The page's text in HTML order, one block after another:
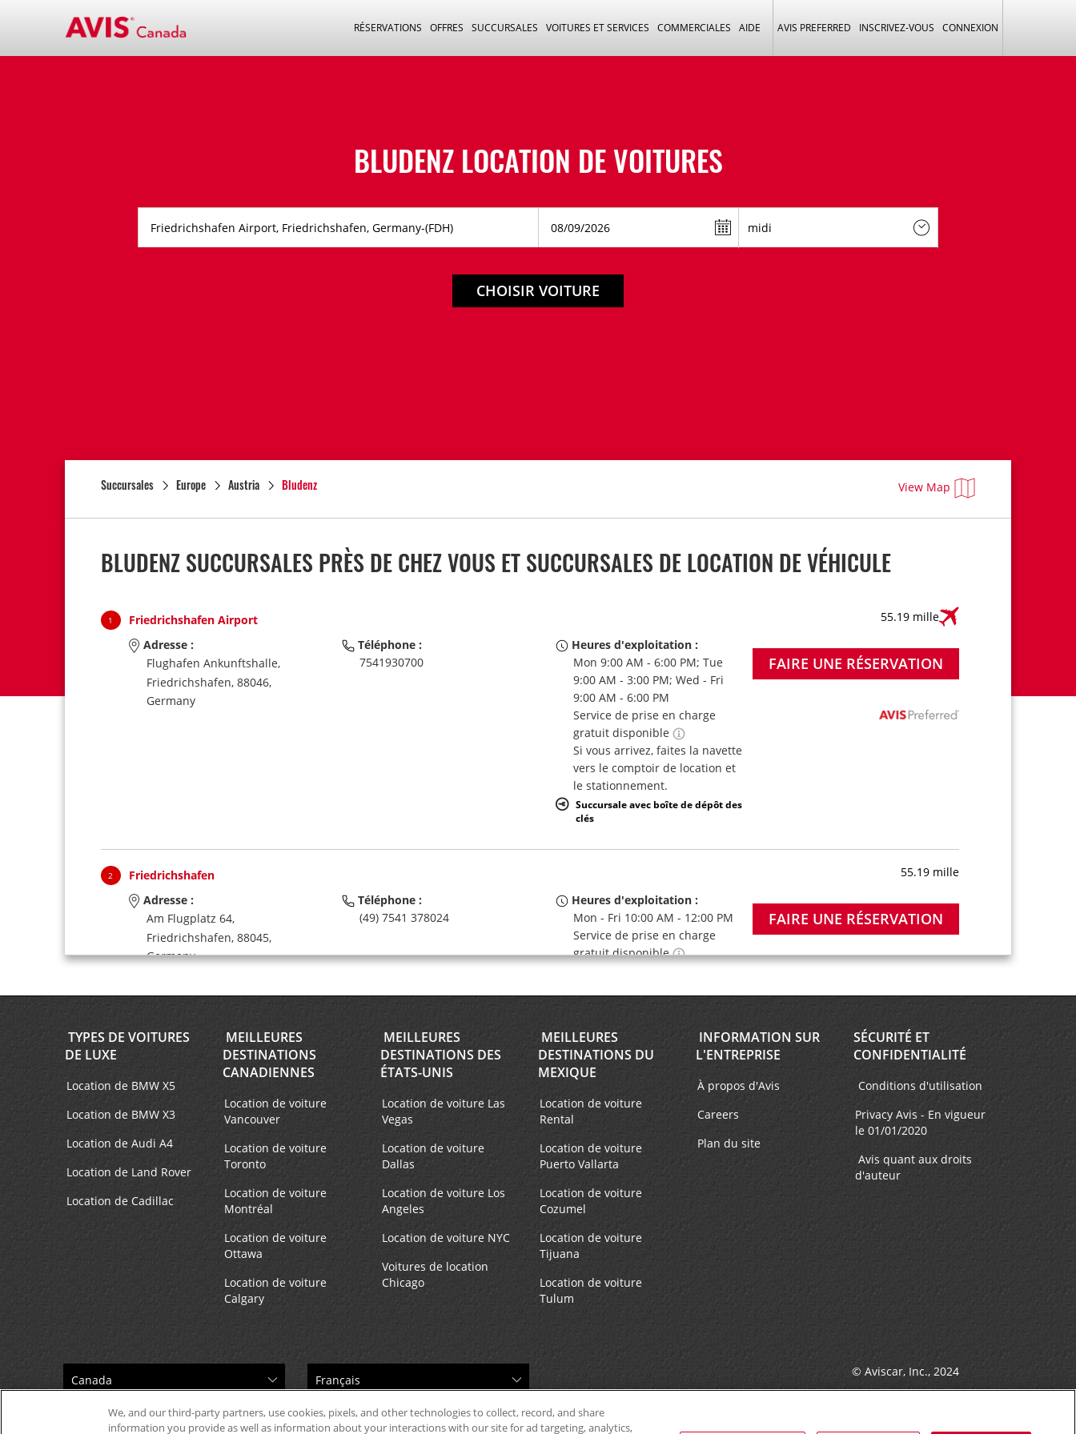
RÉSERVATIONS OFFRES SUCCURSALES VOITURES ET SERVICES COMMERCIALES AIDE AVIS PREFERRED INSCRIVEZ-VOUS CONNEXION
BLUDENZ LOCATION DE VOITURES
CHOISIR VOITURE
Succursales Europe Austria Bludenz View Map
BLUDENZ SUCCURSALES PRÈS DE CHEZ VOUS ET SUCCURSALES DE LOCATION DE VÉHICULE
1 Friedrichshafen Airport
55.19 mille
Adresse :
Flughafen Ankunftshalle,
Friedrichshafen, 88046,
Germany
Téléphone :
7541930700
Heures d'exploitation :
Mon 9:00 AM - 6:00 PM; Tue
9:00 AM - 3:00 PM; Wed - Fri
9:00 AM - 6:00 PM
Service de prise en charge
gratuit disponible
Si vous arrivez, faites la navette
vers le comptoir de location et
le stationnement.
Succursale avec boîte de dépôt des
clés
FAIRE UNE RÉSERVATION
2 Friedrichshafen
55.19 mille
Adresse :
Am Flugplatz 64,
Friedrichshafen, 88045,
Germany
Téléphone :
(49) 7541 378024
Heures d'exploitation :
Mon - Fri 10:00 AM - 12:00 PM
Service de prise en charge
gratuit disponible
FAIRE UNE RÉSERVATION
3 Chur
57.54 mille
Comercialstrasse 20,
Switzerland
Téléphone :
Heures d'exploitation :
Mon - Fri 8:00 AM - 12:00 PM
and 1:00 PM - 5:00 PM
Service de prise en charge
Succursale avec boîte de dépôt des
clés
FAIRE UNE RÉSERVATION
88213, Germany
(49) 751 88000
Heures d'exploitation :
Service de prise en charge
Ravensburg Commercial Vehicles
60.09 mille
Adresse :
Téléphone :
Heures d'exploitation :
TYPES DE VOITURES
DE LUXE
Location de BMW X5
Location de BMW X3
Location de Audi A4
Location de Land Rover
Location de Cadillac
MEILLEURES
DESTINATIONS
CANADIENNES
Location de voiture
Vancouver
Location de voiture
Toronto
Location de voiture
Montréal
Location de voiture
Ottawa
Location de voiture
Calgary
MEILLEURES
DESTINATIONS DES
ÉTATS-UNIS
Location de voiture Las
Vegas
Location de voiture
Dallas
Location de voiture Los
Angeles
Location de voiture NYC
Voitures de location
Chicago
MEILLEURES
DESTINATIONS DU
MEXIQUE
Location de voiture
Rental
Location de voiture
Puerto Vallarta
Location de voiture
Cozumel
Location de voiture
Tijuana
Location de voiture
Tulum
INFORMATION SUR
L'ENTREPRISE
À propos d'Avis
Careers
Plan du site
SÉCURITÉ ET
CONFIDENTIALITÉ
Conditions d'utilisation
Privacy Avis - En vigueur
le 01/01/2020
Avis quant aux droits
d'auteur
© Aviscar, Inc., 2024
We, and our third-party partners, use cookies, pixels, and other technologies to collect, record, and share
information you provide as well as information about your interactions with our site for ad targeting, analytics,